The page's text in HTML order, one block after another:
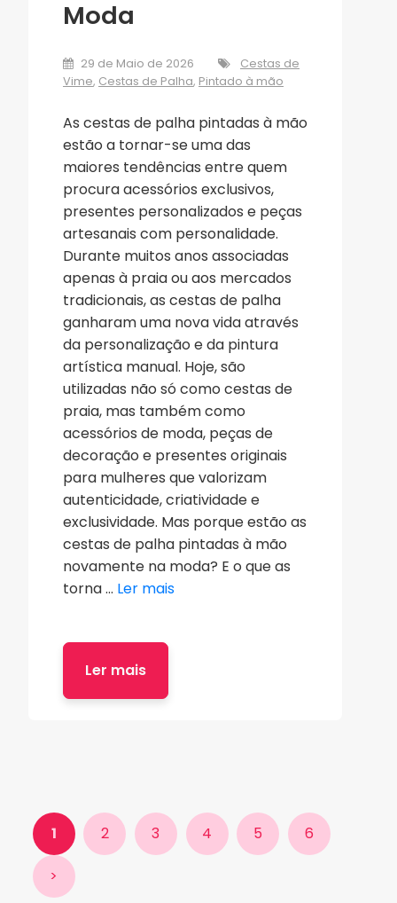
Moda
29 de Maio de 2026
Cestas de
Vime, Cestas de Palha, Pintado à mão
As cestas de palha pintadas à mão
estão a tornar-se uma das
maiores tendências entre quem
procura acessórios exclusivos,
presentes personalizados e peças
artesanais com personalidade.
Durante muitos anos associadas
apenas à praia ou aos mercados
tradicionais, as cestas de palha
ganharam uma nova vida através
da personalização e da pintura
artística manual. Hoje, são
utilizadas não só como cestas de
praia, mas também como
acessórios de moda, peças de
decoração e presentes originais
para mulheres que valorizam
autenticidade, criatividade e
exclusividade. Mas porque estão as
cestas de palha pintadas à mão
novamente na moda? E o que as
torna ... Ler mais
Ler mais
1 2 3 4 5 6
>